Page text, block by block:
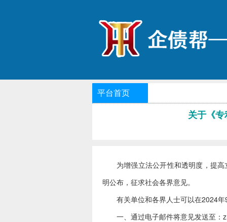
平台首页
关于《
为增强立法公开性和透明度，提
明公布，征求社会各界意见。
有关单位和各界人士可以在2024
一、通过电子邮件将意见发送至：